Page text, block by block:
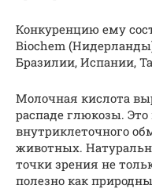
Конкуренцию ему
Biochem
Бразилии, Испании,
Молочная кислота
распаде глюкозы.
внутриклеточного
животных.
точки зрения не
полезно как